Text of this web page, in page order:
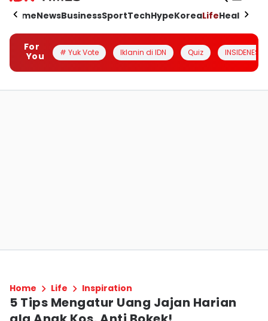
HomeNewsBusinessSportTechHypeKoreaLifeHealth
For
You
# Yuk Vote Iklanin di IDN Quiz INSIDENESIA
Home Life Inspiration
5 Tips Mengatur Uang Jajan Harian